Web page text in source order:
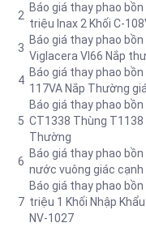
2
Báo giá thay phao
triệu Inax 2 Khối C-
3
Báo giá thay phao
Viglacera VI66 Nắp
4
Báo giá thay phao bồn
117VA Nắp Thường
5
Báo giá thay phao bồn
CT1338 Thùng T1138
Thường
6
Báo giá thay phao
nước vuông giác cạnh
7
Báo giá thay phao
triệu 1 Khối Nhập
NV-1027